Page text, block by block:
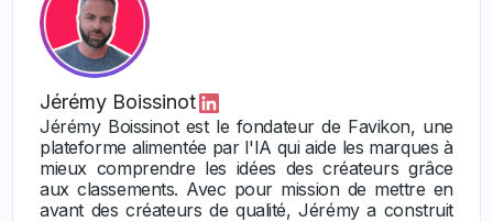
Jérémy Boissinot
Jérémy Boissinot est le fondateur de Favikon, une
plateforme alimentée par l'IA qui aide les marques à
mieux comprendre les idées des créateurs grâce
aux classements. Avec pour mission de mettre en
avant des créateurs de qualité, Jérémy a construit